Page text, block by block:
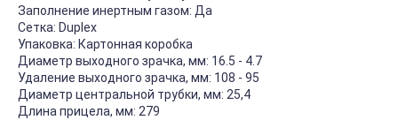
Заполнение инертным газом: Да
Сетка: Duplex
Упаковка: Картонная коробка
Диаметр выходного зрачка, мм: 16.5 - 4.7
Удаление выходного зрачка, мм: 108 - 95
Диаметр центральной трубки, мм: 25,4
Длина прицела, мм: 279